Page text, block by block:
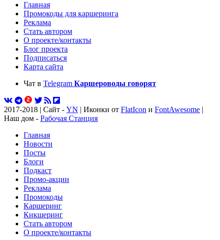
Главная
Промокоды для каршеринга
Реклама
Стать автором
О проекте/контакты
Блог проекта
Подписаться
Карта сайта
Чат в Telegram Каршероводы говорят
2017-2018 | Сайт - YN | Иконки от FlatIcon и FontAwesome |
Наш дом - Рабочая Станция
Главная
Новости
Посты
Блоги
Подкаст
Промо-акции
Реклама
Промокоды
Каршеринг
Кикшеринг
Стать автором
О проекте/контакты